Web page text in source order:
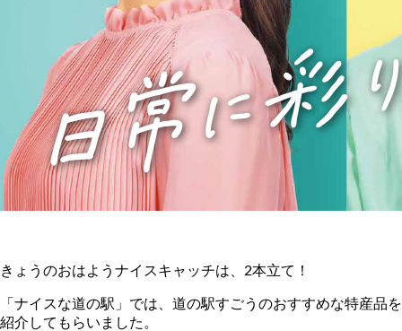
きょうのおはようナイスキャッチは、2本立て！
「ナイスな道の駅」では、道の駅すごうのおすすめな特産品を
紹介してもらいました。